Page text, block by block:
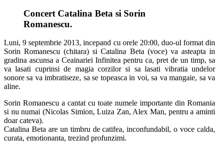
Concert Catalina Beta si Sorin
Romanescu.
Luni, 9 septembrie 2013, incepand cu orele 20:00, duo-ul format din
Sorin Romanescu (chitara) si Catalina Beta (voce) va asteapta in
gradina ascunsa a Ceainariei Infinitea pentru ca, pret de un timp, sa
va lasati cuprinsi de magia corzilor si sa lasati vibratia undelor
sonore sa va imbratiseze, sa se topeasca in voi, sa va mangaie, sa va
aline.
Sorin Romanescu a cantat cu toate numele importante din Romania
si nu numai (Nicolas Simion, Luiza Zan, Alex Man, pentru a aminti
doar cateva).
Catalina Beta are un timbru de catifea, inconfundabil, o voce calda,
curata, emotionanta, trezind profunzimi.